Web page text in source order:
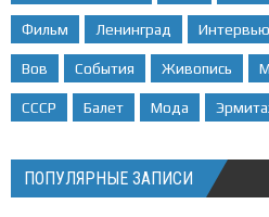
Фильм Ленинград Интервью
Вов События Живопись
СССР Балет Мода
ПОПУЛЯРНЫЕ ЗАПИСИ